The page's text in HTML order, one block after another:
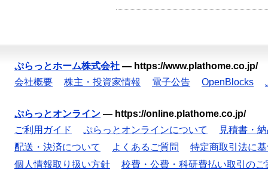
ぷらっとホーム株式会社 — https://www.plathome.co.jp/
会社概要
株主・投資家情報 電子公告 OpenBlocks
ぷらっとオンライン — https://online.plathome.co.jp/
ご利用ガイド
ぷらっとオンラインについて
見積書・
配送・決済について
よくあるご質問
特定商取引法に
個人情報取り扱い方針
校費・公費・科研費払い取引のご